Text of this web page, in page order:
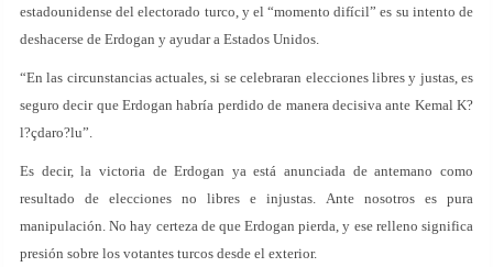
estadounidense del electorado turco, y el “momento difícil” es su intento de
deshacerse de Erdogan y ayudar a Estados Unidos.
“En las circunstancias actuales, si se celebraran elecciones libres y justas, es
seguro decir que Erdogan habría perdido de manera decisiva ante Kemal K?
l?çdaro?lu”.
Es decir, la victoria de Erdogan ya está anunciada de antemano como
resultado de elecciones no libres e injustas. Ante nosotros es pura
manipulación. No hay certeza de que Erdogan pierda, y ese relleno significa
presión sobre los votantes turcos desde el exterior.